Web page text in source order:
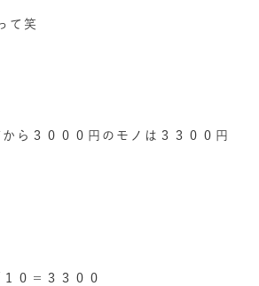
て笑
ら３０００円のモノは３３００円
０＝３３００